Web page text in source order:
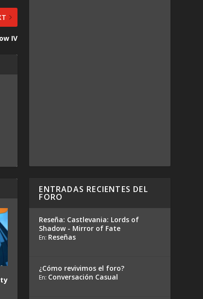
IV
ENTRADAS RECIENTES DEL
FORO
Reseña: Castlevania: Lords of
Shadow - Mirror of Fate
En: Reseñas
¿Cómo revivimos el foro?
En: Conversación Casual